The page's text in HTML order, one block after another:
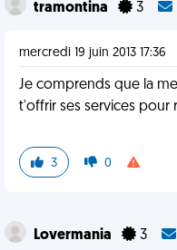
tramontina 3
mercredi 19 juin 2013 17:36
Je comprends que la
t'offrir ses services pour
3 0
Lovermania 3